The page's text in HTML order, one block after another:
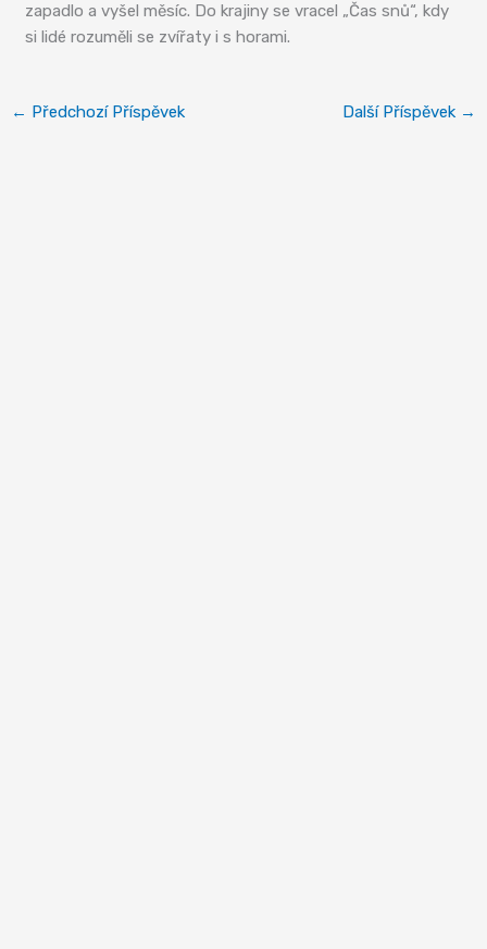
zapadlo a vyšel měsíc. Do krajiny se vracel „Čas snů“, kdy
si lidé rozuměli se zvířaty i s horami.
← Předchozí Příspěvek Další Příspěvek →